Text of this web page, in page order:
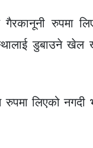
रुपमा
डुबाउने खेल
रुपमा लिएको